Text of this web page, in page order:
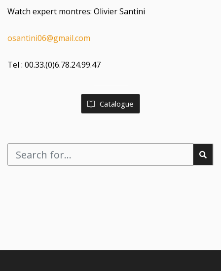
Watch expert montres: Olivier Santini
osantini06@gmail.com
Tel : 00.33.(0)6.78.24.99.47
Catalogue